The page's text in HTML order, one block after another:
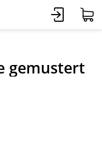
gemustert